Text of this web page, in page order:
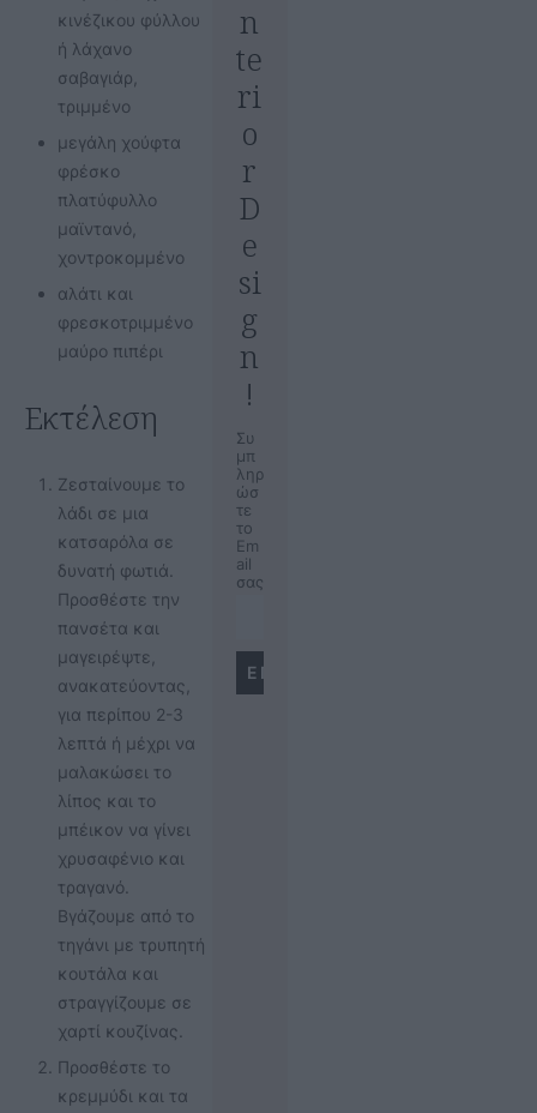
κινέζικου φύλλου
ή λάχανο
σαβαγιάρ,
τριμμένο
μεγάλη χούφτα
φρέσκο
πλατύφυλλο
μαϊντανό,
χοντροκομμένο
αλάτι και
φρεσκοτριμμένο
μαύρο πιπέρι
Εκτέλεση
Ζεσταίνουμε το
λάδι σε μια
κατσαρόλα σε
δυνατή φωτιά.
Προσθέστε την
πανσέτα και
μαγειρέψτε,
ανακατεύοντας,
για περίπου 2-3
λεπτά ή μέχρι να
μαλακώσει το
λίπος και το
μπέικον να γίνει
χρυσαφένιο και
τραγανό.
Βγάζουμε από το
τηγάνι με τρυπητή
κουτάλα και
στραγγίζουμε σε
χαρτί κουζίνας.
Προσθέστε το
κρεμμύδι και τα
n
te
ri
o
r
D
e
si
g
n
!
Συ
μπ
ληρ
ώσ
τε
το
Em
ail
σας